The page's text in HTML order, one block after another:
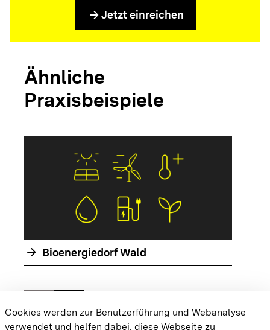
arrow_forward Jetzt einreichen
Ähnliche
Praxisbeispiele
arrow_forward Bioenergiedorf Wald
Zur vorhergehenden Folie springen
chevron_rightZur nächsten Folie springen
Cookies werden zur Benutzerführung und Webanalyse
verwendet und helfen dabei, diese Webseite zu